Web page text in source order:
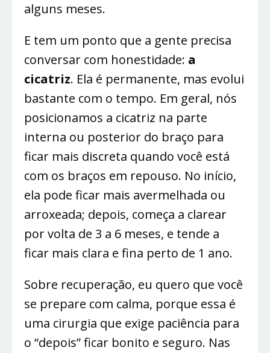
alguns meses.
E tem um ponto que a gente precisa
conversar com honestidade: a
cicatriz. Ela é permanente, mas evolui
bastante com o tempo. Em geral, nós
posicionamos a cicatriz na parte
interna ou posterior do braço para
ficar mais discreta quando você está
com os braços em repouso. No início,
ela pode ficar mais avermelhada ou
arroxeada; depois, começa a clarear
por volta de 3 a 6 meses, e tende a
ficar mais clara e fina perto de 1 ano.
Sobre recuperação, eu quero que você
se prepare com calma, porque essa é
uma cirurgia que exige paciência para
o “depois” ficar bonito e seguro. Nas